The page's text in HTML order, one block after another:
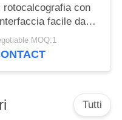
rotocalcografia con
facile da
MOQ:1
Tutti